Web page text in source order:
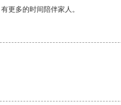
更多的时间陪伴家人。